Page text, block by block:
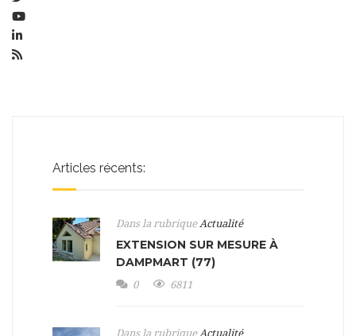
Articles récents:
Dans la rubriqueActualité
EXTENSION SUR MESURE À
DAMPMART (77)
0 6811
Dans la rubriqueActualité